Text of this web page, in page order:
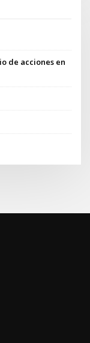
de acciones en